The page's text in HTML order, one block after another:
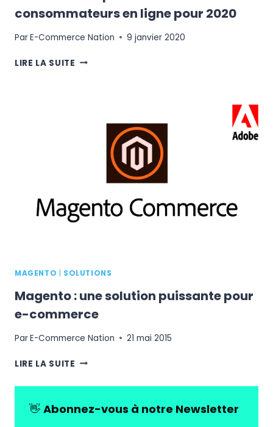
consommateurs en ligne pour 2020
ParE-Commerce Nation 9 janvier 2020
LIRE LA SUITE TENDANCES
MAGENTO SOLUTIONS
Magento : une solution puissante pour
e-commerce
ParE-Commerce Nation 21 mai 2015
LIRE LA SUITE MAGENTO
UNE
PUISSANTE
👋 Abonnez-vous à notre Newsletter